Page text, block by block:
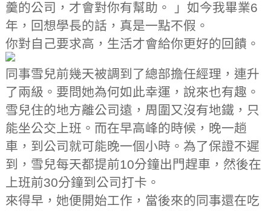
羹的公司，才會對你有幫助。 」如今我畢業6
年，回想學長的話，真是一點不假。
你對自己要求高，生活才會給你更好的回饋。
同事雪兒前幾天被調到了總部擔任經理，連升
了兩級。要問她為何如此幸運，說來也有趣。
雪兒住的地方離公司遠，周圍又沒有地鐵，只
能坐公交上班。而在早高峰的時候，晚一趟
車，到公司就可能晚一個小時。為了保證不遲
到，雪兒每天都提前10分鐘出門趕車，然後在
上班前30分鐘到公司打卡。
來得早，她便開始工作，當後來的同事還在吃